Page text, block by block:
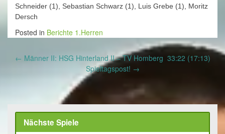
Schneider (1), Sebastian Schwarz (1), Luis Grebe (1), Moritz
Dersch
Posted in Berichte 1.Herren
Post
← Männer II: HSG Hinterland II – TV Homberg 33:22 (17:13)
Spieltagspost! →
Nächste Spiele